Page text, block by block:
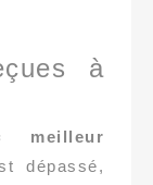
à
meilleur
dépassé,